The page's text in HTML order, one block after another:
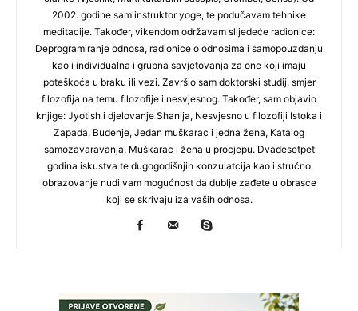
2002. godine sam instruktor yoge, te podučavam tehnike
meditacije. Također, vikendom održavam slijedeće radionice:
Deprogramiranje odnosa, radionice o odnosima i samopouzdanju
kao i individualna i grupna savjetovanja za one koji imaju
poteškoća u braku ili vezi. Završio sam doktorski studij, smjer
filozofija na temu filozofije i nesvjesnog. Također, sam objavio
knjige: Jyotish i djelovanje Shanija, Nesvjesno u filozofiji Istoka i
Zapada, Buđenje, Jedan muškarac i jedna žena, Katalog
samozavaravanja, Muškarac i žena u procjepu. Dvadesetpet
godina iskustva te dugogodišnjih konzulatcija kao i stručno
obrazovanje nudi vam mogućnost da dublje zađete u obrasce
koji se skrivaju iza vaših odnosa.